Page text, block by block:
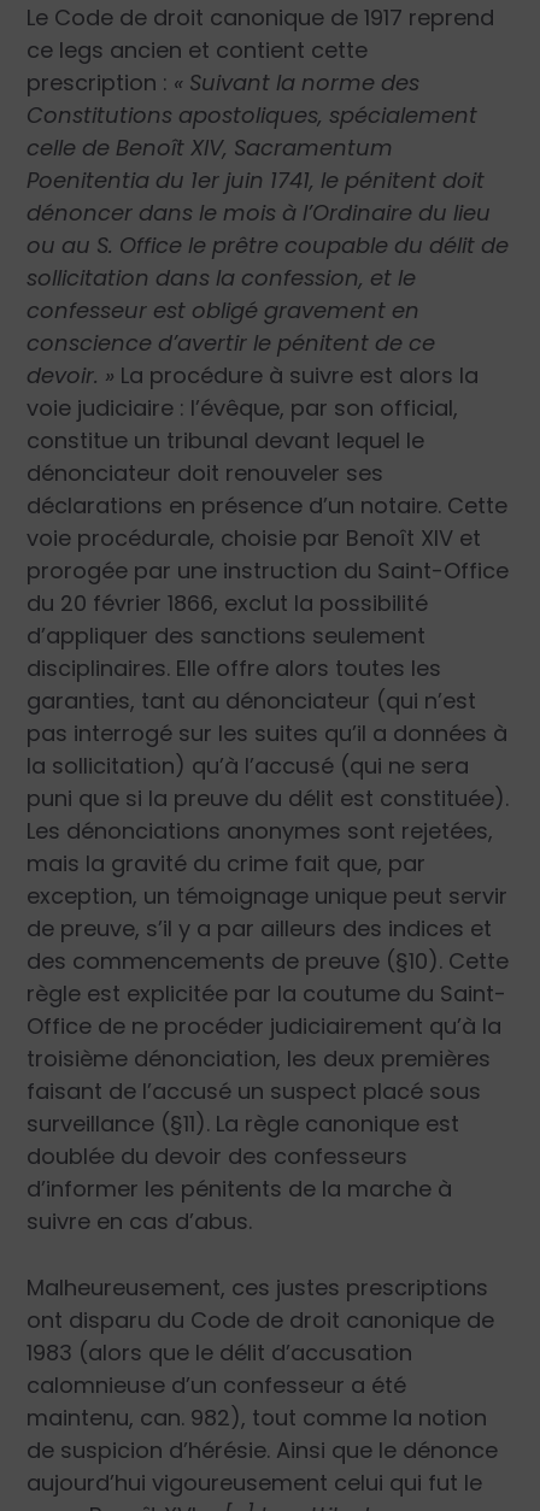
Le Code de droit canonique de 1917 reprend
ce legs ancien et contient cette
prescription : « Suivant la norme des
Constitutions apostoliques, spécialement
celle de Benoît XIV, Sacramentum
Poenitentia du 1er juin 1741, le pénitent doit
dénoncer dans le mois à l’Ordinaire du lieu
ou au S. Office le prêtre coupable du délit de
sollicitation dans la confession, et le
confesseur est obligé gravement en
conscience d’avertir le pénitent de ce
devoir. » La procédure à suivre est alors la
voie judiciaire : l’évêque, par son official,
constitue un tribunal devant lequel le
dénonciateur doit renouveler ses
déclarations en présence d’un notaire. Cette
voie procédurale, choisie par Benoît XIV et
prorogée par une instruction du Saint-Office
du 20 février 1866, exclut la possibilité
d’appliquer des sanctions seulement
disciplinaires. Elle offre alors toutes les
garanties, tant au dénonciateur (qui n’est
pas interrogé sur les suites qu’il a données à
la sollicitation) qu’à l’accusé (qui ne sera
puni que si la preuve du délit est constituée).
Les dénonciations anonymes sont rejetées,
mais la gravité du crime fait que, par
exception, un témoignage unique peut servir
de preuve, s’il y a par ailleurs des indices et
des commencements de preuve (§10). Cette
règle est explicitée par la coutume du Saint-
Office de ne procéder judiciairement qu’à la
troisième dénonciation, les deux premières
faisant de l’accusé un suspect placé sous
surveillance (§11). La règle canonique est
doublée du devoir des confesseurs
d’informer les pénitents de la marche à
suivre en cas d’abus.
Malheureusement, ces justes prescriptions
ont disparu du Code de droit canonique de
1983 (alors que le délit d’accusation
calomnieuse d’un confesseur a été
maintenu, can. 982), tout comme la notion
de suspicion d’hérésie. Ainsi que le dénonce
aujourd’hui vigoureusement celui qui fut le